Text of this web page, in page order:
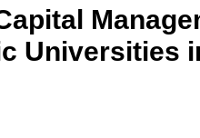
Universities